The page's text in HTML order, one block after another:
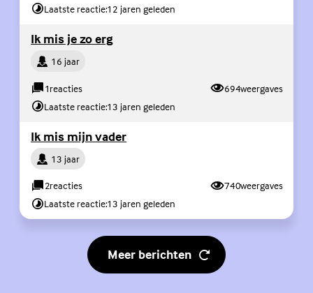
Laatste reactie:12 jaren geleden
Ik mis je zo erg
Persoon16 jaar
1reacties 694weergaves
Laatste reactie:13 jaren geleden
Ik mis mijn vader
Persoon13 jaar
2reacties 740weergaves
Laatste reactie:13 jaren geleden
Meer berichten